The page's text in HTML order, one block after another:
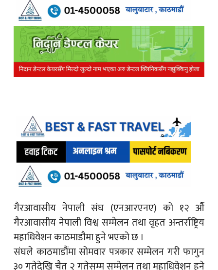
गैरआवासीय नेपाली संघ (एनआरएनए) को १२ औँ
गैरआवासीय नेपाली विश्व सम्मेलन तथा वृहत अन्तर्राष्ट्रिय
महाधिवेशन काठमाडौमा हुने भएको छ ।
संघले काठमाडौंमा सोमवार पत्रकार सम्मेलन गरी फागुन
३० गतेदेखि चैत २ गतेसम्म सम्मेलन तथा महाधिवेशन हुने